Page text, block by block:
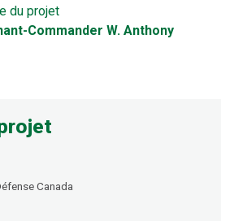
W.
du projet
Commander W. Anthony
Canada